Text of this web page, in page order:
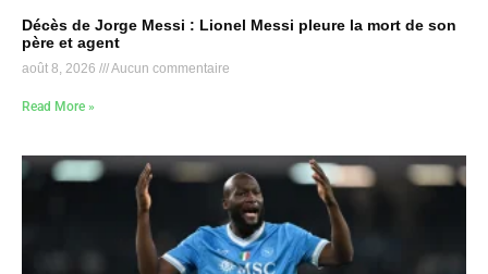
Décès de Jorge Messi : Lionel Messi pleure la mort de son
père et agent
août 8, 2026 Aucun commentaire
Read More »